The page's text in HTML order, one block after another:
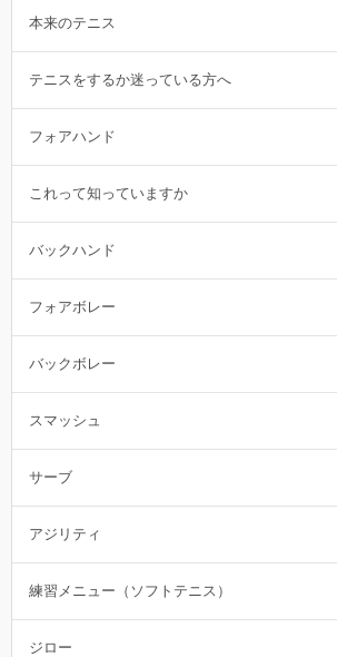
本来のテニス
テニスをするか迷っている方へ
フォアハンド
これって知っていますか
バックハンド
フォアボレー
バックボレー
スマッシュ
サーブ
アジリティ
練習メニュー（ソフトテニス）
ジロー